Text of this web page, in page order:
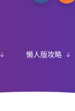
懒人版攻略